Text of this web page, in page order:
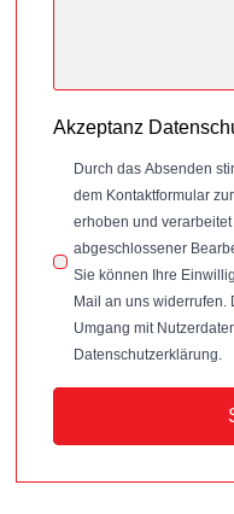
Akzeptanz
Durch das Absenden
dem Kontaktformular
erhoben und
abgeschlossener
Sie können Ihre
Mail an uns widerrufen.
Umgang mit
Datenschutzerklärung.